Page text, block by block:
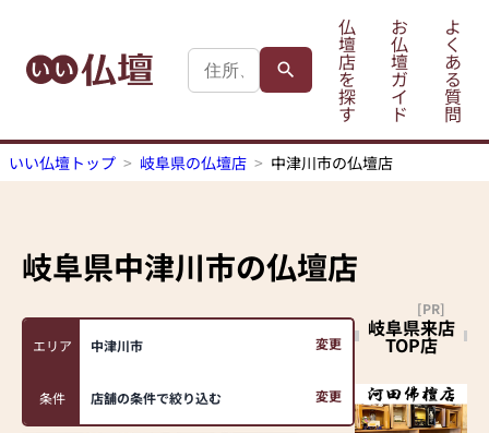
仏
壇
店
を
探
す
お
仏
壇
ガ
イ
ド
よ
く
あ
る
質
問
いい仏壇トップ 岐阜県の仏壇店 中津川市の仏壇店
岐阜県中津川市の仏壇店
エリア 中津川市 変更
条件 店舗の条件で絞り込む 変更
岐阜県来店
TOP店
[PR]